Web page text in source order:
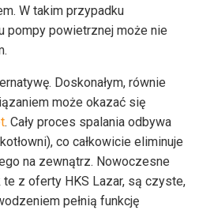
W takim przypadku
pompy powietrznej może nie
Doskonałym, równie
może okazać się
. Cały proces spalania odbywa
co całkowicie eliminuje
na zewnątrz. Nowoczesne
te z oferty HKS Lazar, są czyste,
pełnią funkcję